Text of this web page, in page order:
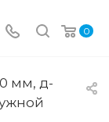
0
мм, д-